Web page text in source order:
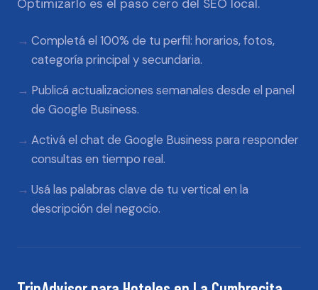
Optimizarlo es el paso cero del SEO local.
Completá el 100% de tu perfil: horarios, fotos,
categoría principal y secundaria.
Publicá actualizaciones semanales desde el panel
de Google Business.
Activá el chat de Google Business para responder
consultas en tiempo real.
Usá las palabras clave de tu vertical en la
descripción del negocio.